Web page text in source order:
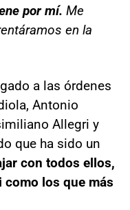
por mí. Me
en la
a las órdenes
Antonio
Allegri y
que ha sido un
con todos ellos,
como los que más